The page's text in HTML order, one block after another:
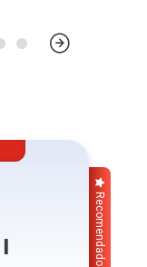
Recomendado